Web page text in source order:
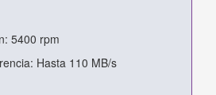
5400 rpm
Hasta 110 MB/s